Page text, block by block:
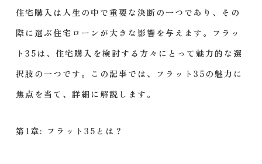
住宅購入は人生の中で重要な決断の一つであり、その
際に選ぶ住宅ローンが大きな影響を与えます。フラッ
ト35は、住宅購入を検討する方々にとって魅力的な選
択肢の一つです。この記事では、フラット35の魅力に
焦点を当て、詳細に解説します。
第1章: フラット35とは？